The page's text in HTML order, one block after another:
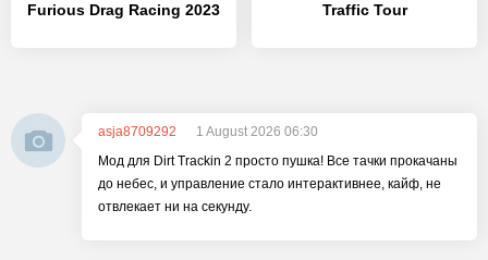
Furious Drag Racing 2023 Traffic Tour
asja8709292
1 August 2026 06:30
Мод для Dirt Trackin 2 просто пушка! Все тачки прокачаны
до небес, и управление стало интерактивнее, кайф, не
отвлекает ни на секунду.